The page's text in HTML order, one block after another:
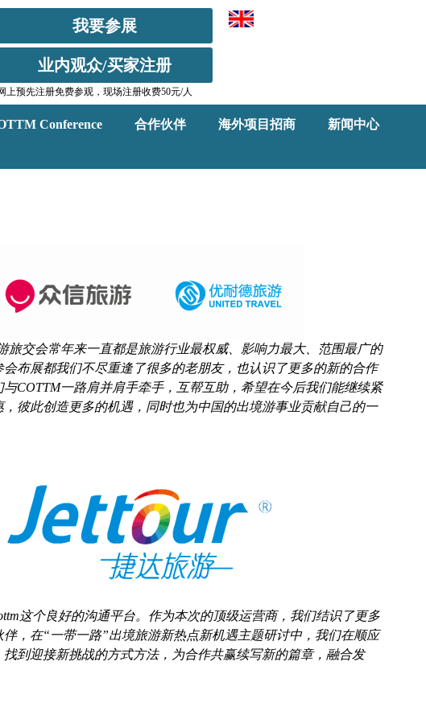
我要参展
业内观众/买家注册
上预先注册免费参观，现场注册收费50元/人
Conference 合作伙伴 海外项目招商
新闻中心
旅交会常年来一直都是旅游行业最权威、影响力最大、范围最广的
会布展都我们不尽重逢了很多的老朋友，也认识了更多的新的合作
COTTM一路肩并肩手牵手，互帮互助，希望在今后我们能继续紧
，彼此创造更多的机遇，同时也为中国的出境游事业贡献自己的一
这个良好的沟通平台。作为本次的顶级运营商，我们结识了更多
伴，在“一带一路”出境旅游新热点新机遇主题研讨中，我们在顺应
找到迎接新挑战的方式方法，为合作共赢续写新的篇章，融合发